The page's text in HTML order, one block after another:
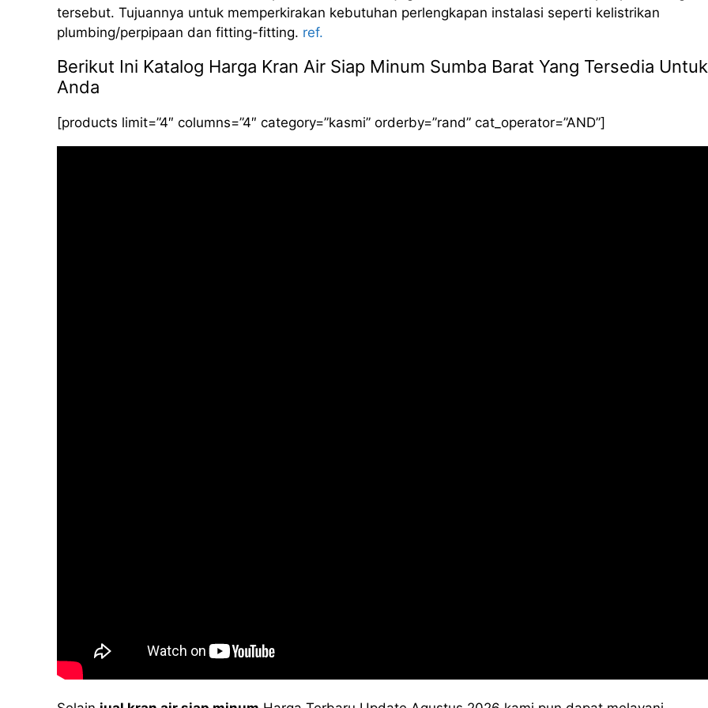
tersebut. Tujuannya untuk memperkirakan kebutuhan perlengkapan instalasi seperti kelistrikan
plumbing/perpipaan dan fitting-fitting. ref.
Berikut Ini Katalog Harga Kran Air Siap Minum Sumba Barat Yang Tersedia Untuk
Anda
[products limit=”4″ columns=”4″ category=”kasmi” orderby=”rand” cat_operator=”AND”]